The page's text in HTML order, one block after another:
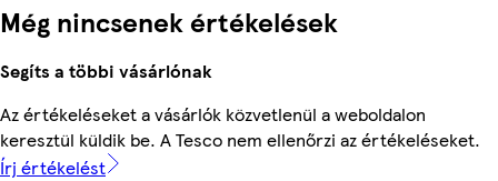
Még nincsenek értékelések
Segíts a többi vásárlónak
Az értékeléseket a vásárlók közvetlenül a weboldalon
keresztül küldik be. A Tesco nem ellenőrzi az értékeléseket.
Írj értékelést